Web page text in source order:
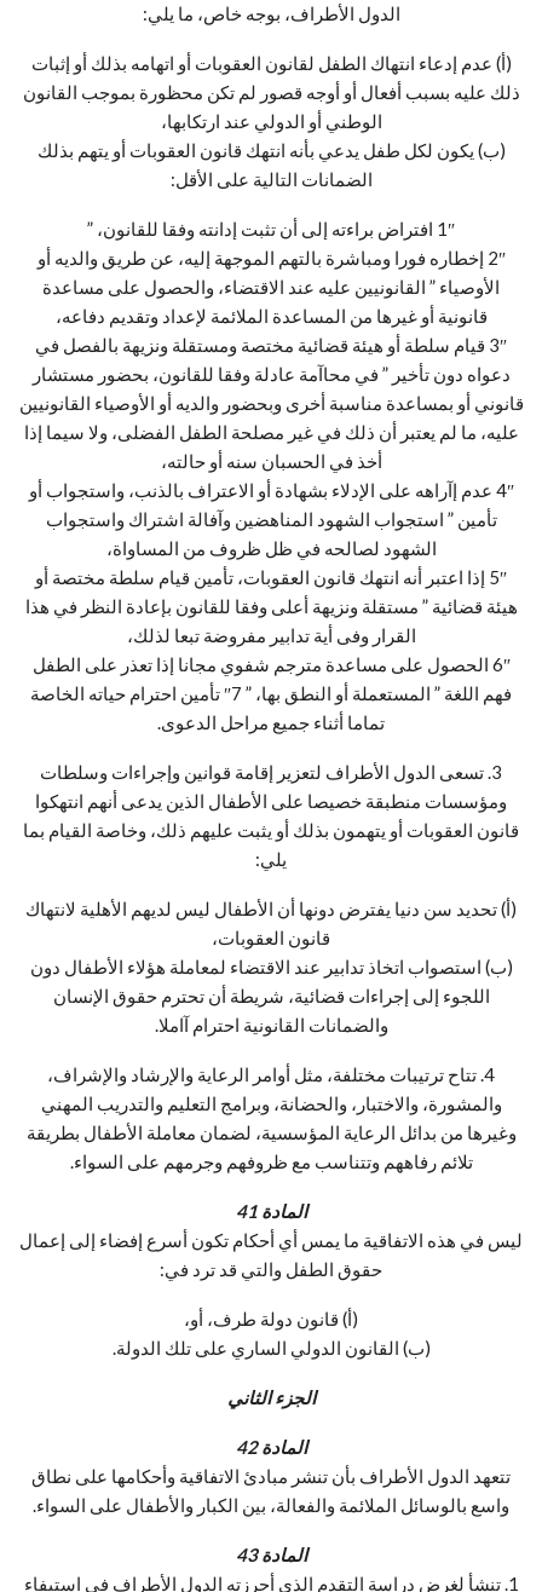
الدول الأطراف، بوجه خاص، ما يلي:
(أ) عدم إدعاء انتهاك الطفل لقانون العقوبات أو اتهامه بذلك أو إثبات
ذلك عليه بسبب أفعال أو أوجه قصور لم تكن محظورة بموجب القانون
الوطني أو الدولي عند ارتكابها،
(ب) يكون لكل طفل يدعي بأنه انتهك قانون العقوبات أو يتهم بذلك
الضمانات التالية على الأقل:
1″ افتراض براءته إلى أن تثبت إدانته وفقا للقانون، ”
2″ إخطاره فورا ومباشرة بالتهم الموجهة إليه، عن طريق والديه أو
الأوصياء ” القانونيين عليه عند الاقتضاء، والحصول على مساعدة
قانونية أو غيرها من المساعدة الملائمة لإعداد وتقديم دفاعه،
3″ قيام سلطة أو هيئة قضائية مختصة ومستقلة ونزيهة بالفصل في
دعواه دون تأخير ” في محاآمة عادلة وفقا للقانون، بحضور مستشار
قانوني أو بمساعدة مناسبة أخرى وبحضور والديه أو الأوصياء القانونيين
عليه، ما لم يعتبر أن ذلك في غير مصلحة الطفل الفضلى، ولا سيما إذا
أخذ في الحسبان سنه أو حالته،
4″ عدم إآراهه على الإدلاء بشهادة أو الاعتراف بالذنب، واستجواب أو
تأمين ” استجواب الشهود المناهضين وآفالة اشتراك واستجواب
الشهود لصالحه في ظل ظروف من المساواة،
5″ إذا اعتبر أنه انتهك قانون العقوبات، تأمين قيام سلطة مختصة أو
هيئة قضائية ” مستقلة ونزيهة أعلى وفقا للقانون بإعادة النظر في هذا
القرار وفى أية تدابير مفروضة تبعا لذلك،
6″ الحصول على مساعدة مترجم شفوي مجانا إذا تعذر على الطفل
فهم اللغة ” المستعملة أو النطق بها، ” 7″ تأمين احترام حياته الخاصة
تماما أثناء جميع مراحل الدعوى.
3. تسعى الدول الأطراف لتعزير إقامة قوانين وإجراءات وسلطات
ومؤسسات منطبقة خصيصا على الأطفال الذين يدعى أنهم انتهكوا
قانون العقوبات أو يتهمون بذلك أو يثبت عليهم ذلك، وخاصة القيام بما
يلي:
(أ) تحديد سن دنيا يفترض دونها أن الأطفال ليس لديهم الأهلية لانتهاك
قانون العقوبات،
(ب) استصواب اتخاذ تدابير عند الاقتضاء لمعاملة هؤلاء الأطفال دون
اللجوء إلى إجراءات قضائية، شريطة أن تحترم حقوق الإنسان
والضمانات القانونية احترام آاملا.
4. تتاح ترتيبات مختلفة، مثل أوامر الرعاية والإرشاد والإشراف،
والمشورة، والاختبار، والحضانة، وبرامج التعليم والتدريب المهني
وغيرها من بدائل الرعاية المؤسسية، لضمان معاملة الأطفال بطريقة
تلائم رفاههم وتتناسب مع ظروفهم وجرمهم على السواء.
المادة 41
ليس في هذه الاتفاقية ما يمس أي أحكام تكون أسرع إفضاء إلى إعمال
حقوق الطفل والتي قد ترد في:
(أ) قانون دولة طرف، أو،
(ب) القانون الدولي الساري على تلك الدولة.
الجزء الثاني
المادة 42
تتعهد الدول الأطراف بأن تنشر مبادئ الاتفاقية وأحكامها على نطاق
واسع بالوسائل الملائمة والفعالة، بين الكبار والأطفال على السواء.
المادة 43
1. تنشأ لغرض دراسة التقدم الذي أحرزته الدول الأطراف في استيفاء